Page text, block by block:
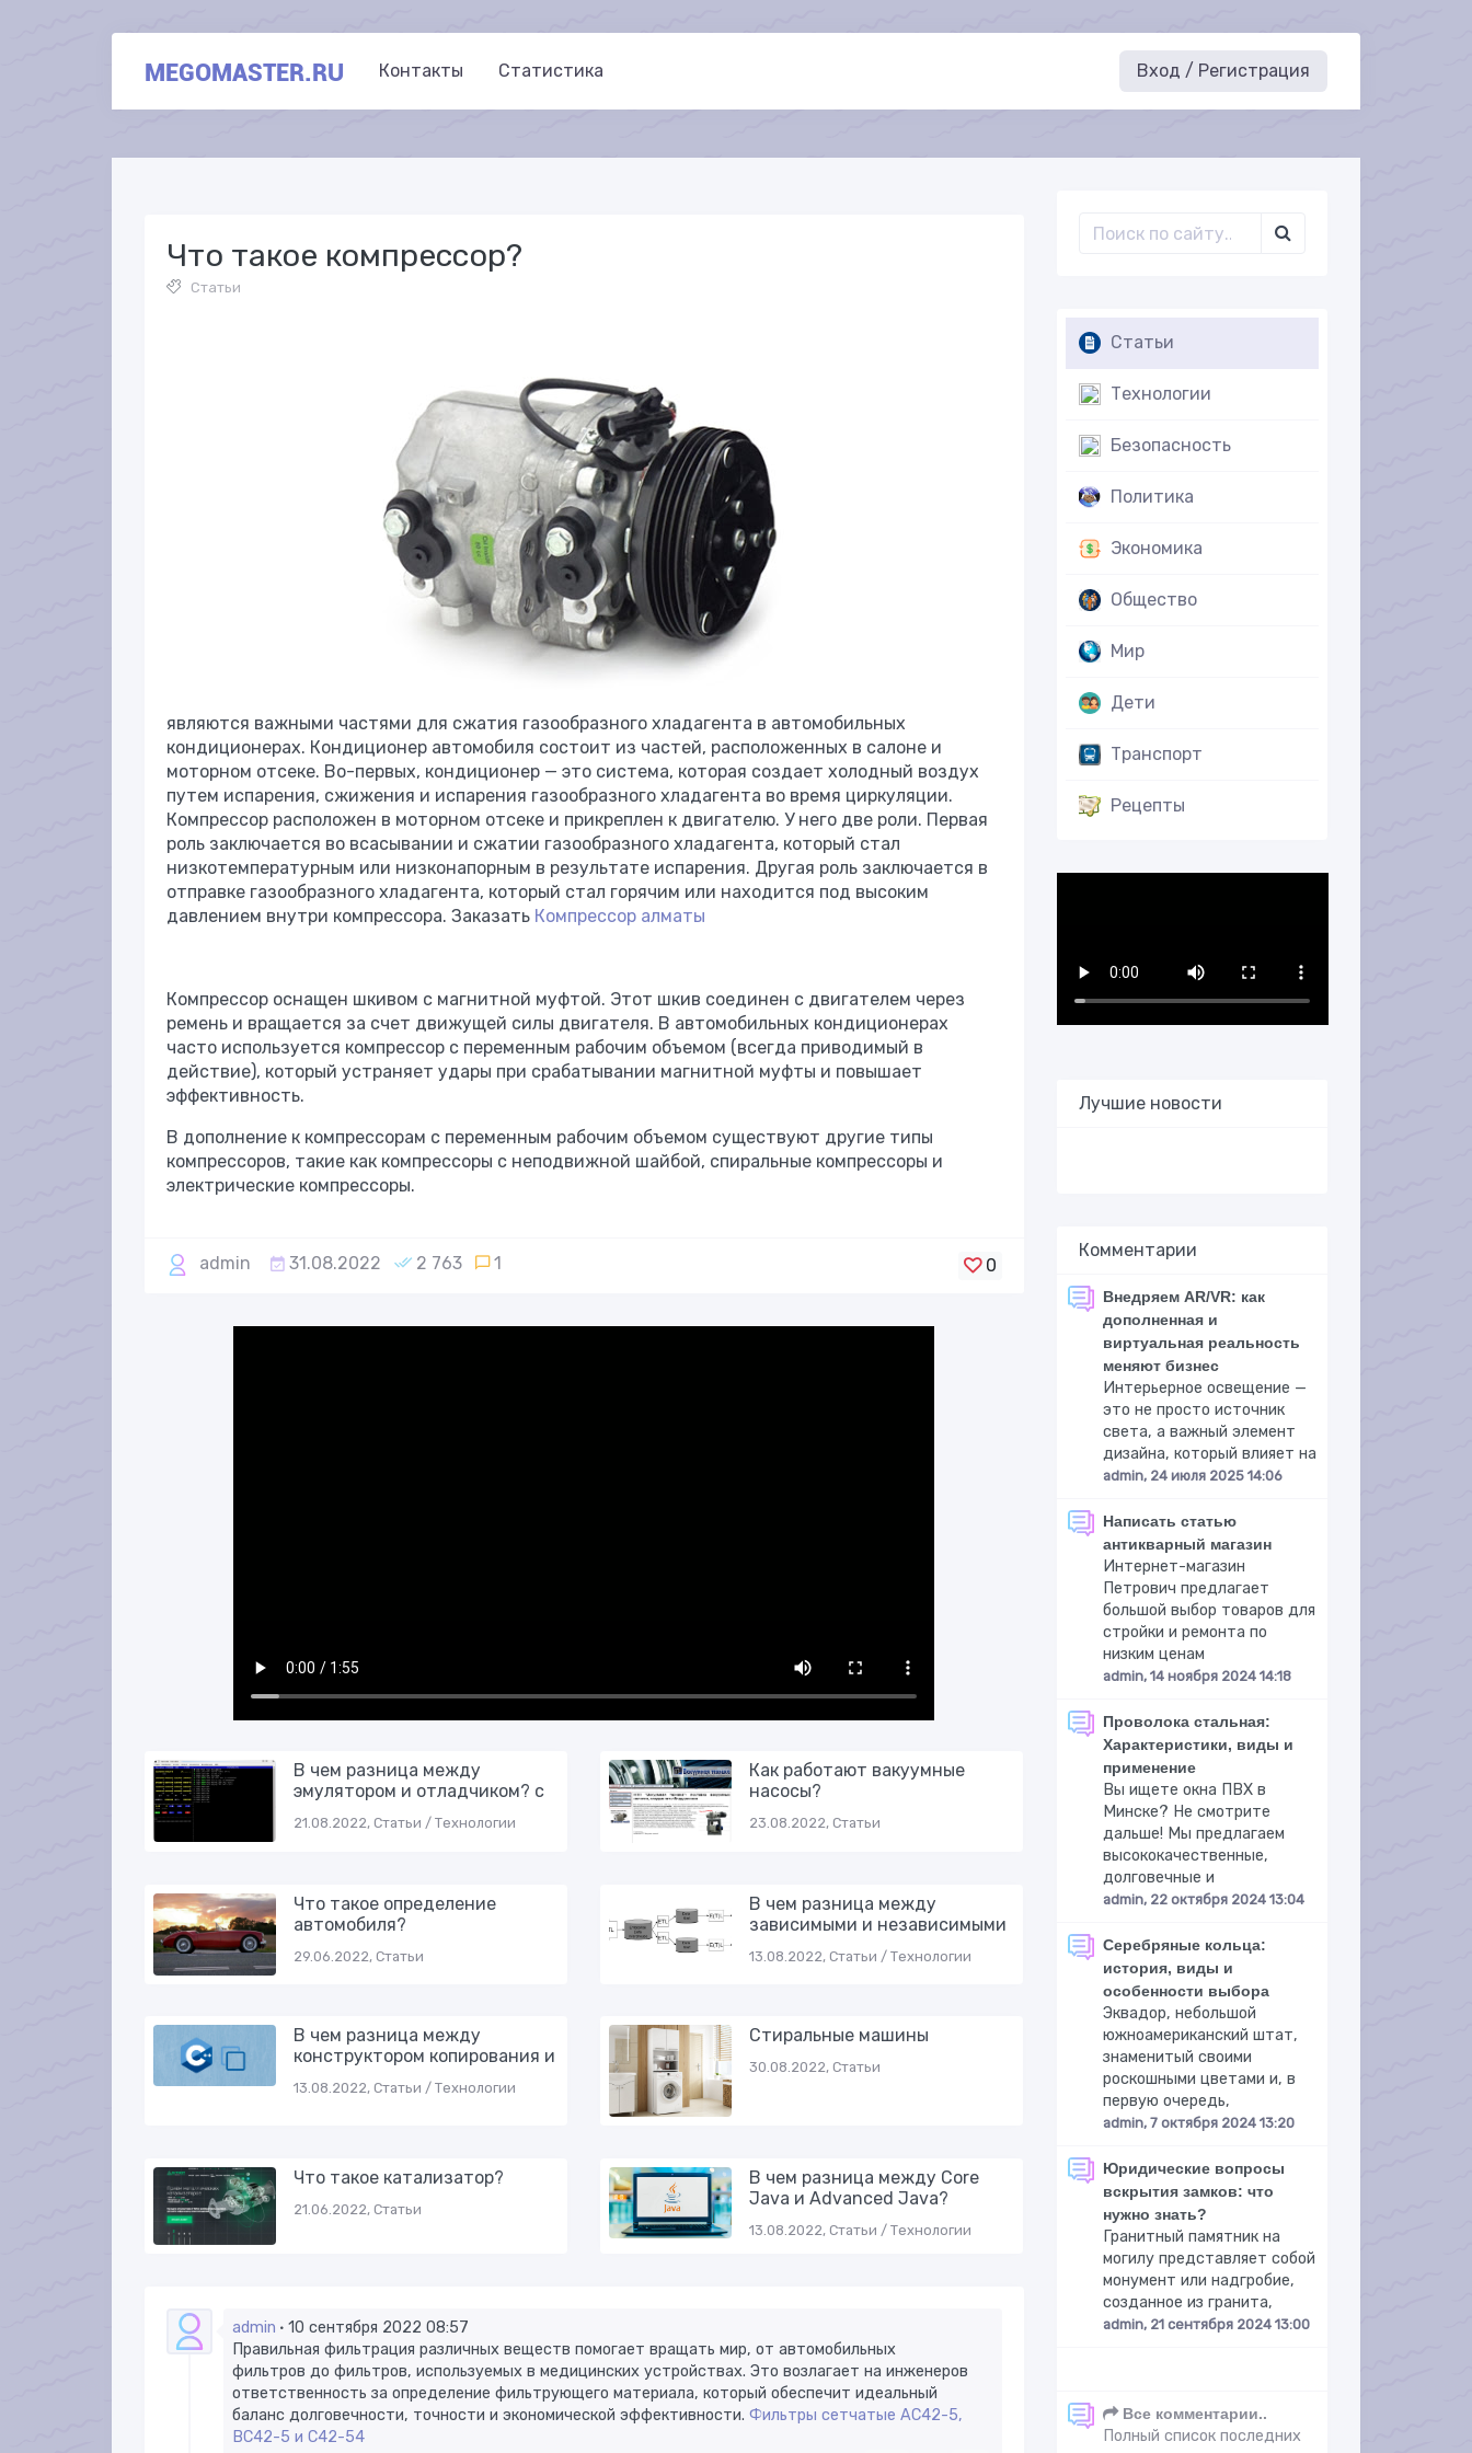
MEGOMASTER.RU Контакты Статистика Вход / Регистрация
Что такое компрессор?
Статьи
являются важными частями для сжатия газообразного хладагента в автомобильных
кондиционерах. Кондиционер автомобиля состоит из частей, расположенных в салоне и
моторном отсеке. Во-первых, кондиционер — это система, которая создает холодный воздух
путем испарения, сжижения и испарения газообразного хладагента во время циркуляции.
Компрессор расположен в моторном отсеке и прикреплен к двигателю. У него две роли. Первая
роль заключается во всасывании и сжатии газообразного хладагента, который стал
низкотемпературным или низконапорным в результате испарения. Другая роль заключается в
отправке газообразного хладагента, который стал горячим или находится под высоким
давлением внутри компрессора. Заказать Компрессор алматы
Компрессор оснащен шкивом с магнитной муфтой. Этот шкив соединен с двигателем через
ремень и вращается за счет движущей силы двигателя. В автомобильных кондиционерах
часто используется компрессор с переменным рабочим объемом (всегда приводимый в
действие), который устраняет удары при срабатывании магнитной муфты и повышает
эффективность.
В дополнение к компрессорам с переменным рабочим объемом существуют другие типы
компрессоров, такие как компрессоры с неподвижной шайбой, спиральные компрессоры и
электрические компрессоры.
admin 31.08.2022 2 763 1 0
В чем разница между
эмулятором и отладчиком? с
21.08.2022, Статьи / Технологии
Как работают вакуумные
насосы?
23.08.2022, Статьи
Что такое определение
автомобиля?
29.06.2022, Статьи
В чем разница между
зависимыми и независимыми
13.08.2022, Статьи / Технологии
В чем разница между
конструктором копирования и
13.08.2022, Статьи / Технологии
Cтиральные машины
30.08.2022, Статьи
Что такое катализатор?
21.06.2022, Статьи
В чем разница между Core
Java и Advanced Java?
13.08.2022, Статьи / Технологии
admin
10 сентября 2022 08:57
Правильная фильтрация различных веществ помогает вращать мир, от автомобильных
фильтров до фильтров, используемых в медицинских устройствах. Это возлагает на инженеров
ответственность за определение фильтрующего материала, который обеспечит идеальный
баланс долговечности, точности и экономической эффективности. ​ Фильтры сетчатые АС42-5,
ВС42-5 и С42-54
Статьи
Технологии
Безопасность
Политика
Экономика
Общество
Мир
Дети
Транспорт
Рецепты
Лучшие новости
Комментарии
Внедряем AR/VR: как
дополненная и
виртуальная реальность
меняют бизнес
Интерьерное освещение —
это не просто источник
света, а важный элемент
дизайна, который влияет на
admin, 24 июля 2025 14:06
Написать статью
антикварный магазин
Интернет-магазин
Петрович предлагает
большой выбор товаров для
стройки и ремонта по
низким ценам
admin, 14 ноября 2024 14:18
Проволока стальная:
Характеристики, виды и
применение
Вы ищете окна ПВХ в
Минске? Не смотрите
дальше! Мы предлагаем
высококачественные,
долговечные и
admin, 22 октября 2024 13:04
Серебряные кольца:
история, виды и
особенности выбора
Эквадор, небольшой
южноамериканский штат,
знаменитый своими
роскошными цветами и, в
первую очередь,
admin, 7 октября 2024 13:20
Юридические вопросы
вскрытия замков: что
нужно знать?
Гранитный памятник на
могилу представляет собой
монумент или надгробие,
созданное из гранита,
admin, 21 сентября 2024 13:00
Все комментарии..
Полный список последних